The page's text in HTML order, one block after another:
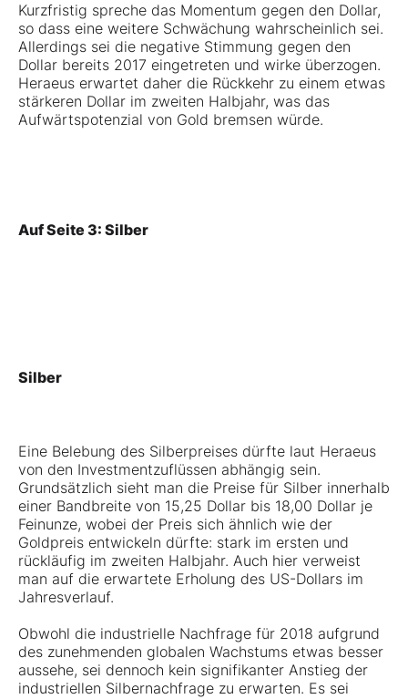
Kurzfristig spreche das Momentum gegen den Dollar,
so dass eine weitere Schwächung wahrscheinlich sei.
Allerdings sei die negative Stimmung gegen den
Dollar bereits 2017 eingetreten und wirke überzogen.
Heraeus erwartet daher die Rückkehr zu einem etwas
stärkeren Dollar im zweiten Halbjahr, was das
Aufwärtspotenzial von Gold bremsen würde.
Auf Seite 3: Silber
Silber
Eine Belebung des Silberpreises dürfte laut Heraeus
von den Investmentzuflüssen abhängig sein.
Grundsätzlich sieht man die Preise für Silber innerhalb
einer Bandbreite von 15,25 Dollar bis 18,00 Dollar je
Feinunze, wobei der Preis sich ähnlich wie der
Goldpreis entwickeln dürfte: stark im ersten und
rückläufig im zweiten Halbjahr. Auch hier verweist
man auf die erwartete Erholung des US-Dollars im
Jahresverlauf.
Obwohl die industrielle Nachfrage für 2018 aufgrund
des zunehmenden globalen Wachstums etwas besser
aussehe, sei dennoch kein signifikanter Anstieg der
industriellen Silbernachfrage zu erwarten. Es sei